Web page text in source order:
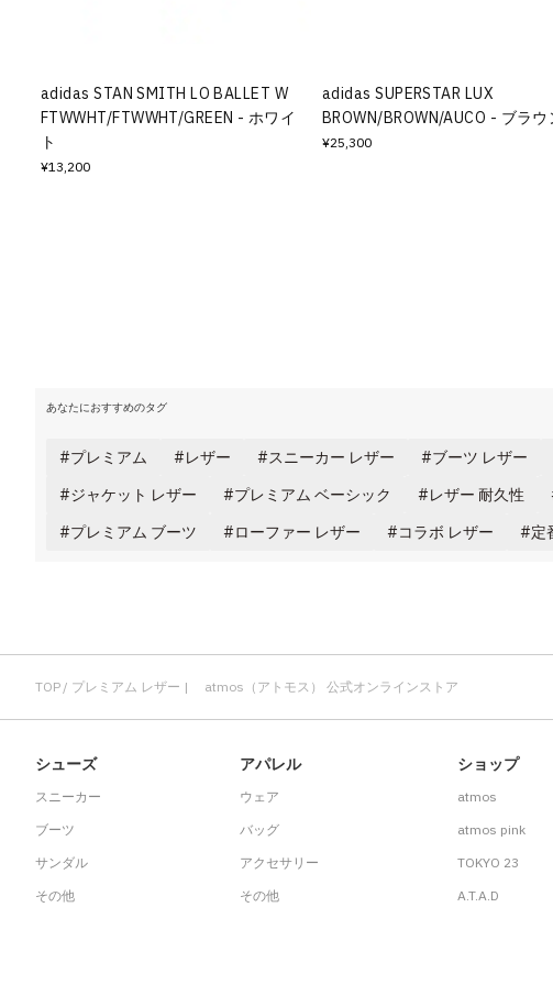
adidas STAN SMITH LO BALLET W
FTWWHT/FTWWHT/GREEN - ホワイ
ト
¥13,200
adidas SUPERSTAR LUX
BROWN/BROWN/AUCO - ブラウ
¥25,300
あなたにおすすめのタグ
プレミアム レザー スニーカー レザー ブーツ レザー
ジャケット レザー
プレミアム ベーシック レザー 耐久性
プレミアム ブーツ
ローファー レザー コラボ レザー 定
TOP プレミアム レザー | atmos（アトモス） 公式オンラインストア
シューズ
スニーカー
ブーツ
サンダル
その他
アパレル
ウェア
バッグ
アクセサリー
その他
ショップ
atmos
atmos pink
TOKYO 23
A.T.A.D